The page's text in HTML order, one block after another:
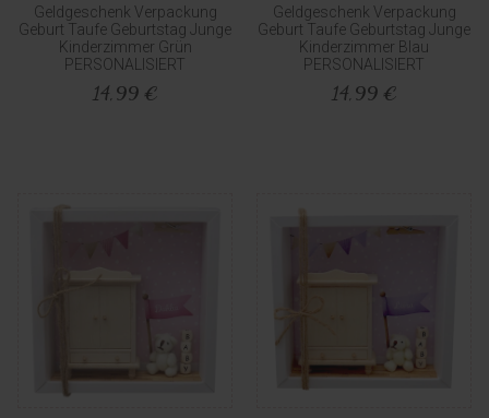
Geldgeschenk Verpackung
Geburt Taufe Geburtstag Junge
Kinderzimmer Grün
PERSONALISIERT
14,99 €
Geldgeschenk Verpackung
Geburt Taufe Geburtstag Junge
Kinderzimmer Blau
PERSONALISIERT
14,99 €